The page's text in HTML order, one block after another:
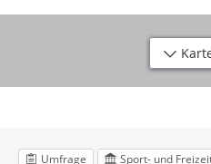
Umfrage
Sport- und